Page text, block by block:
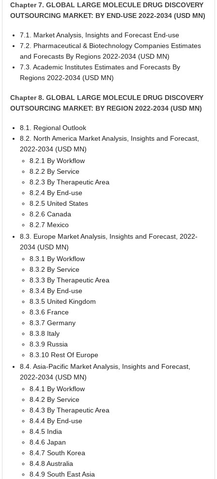
Chapter 7. GLOBAL LARGE MOLECULE DRUG DISCOVERY
OUTSOURCING MARKET: BY END-USE 2022-2034 (USD MN)
7.1. Market Analysis, Insights and Forecast End-use
7.2. Pharmaceutical & Biotechnology Companies Estimates
and Forecasts By Regions 2022-2034 (USD MN)
7.3. Academic Institutes Estimates and Forecasts By
Regions 2022-2034 (USD MN)
Chapter 8. GLOBAL LARGE MOLECULE DRUG DISCOVERY
OUTSOURCING MARKET: BY REGION 2022-2034 (USD MN)
8.1. Regional Outlook
8.2. North America Market Analysis, Insights and Forecast,
2022-2034 (USD MN)
8.2.1 By Workflow
8.2.2 By Service
8.2.3 By Therapeutic Area
8.2.4 By End-use
8.2.5 United States
8.2.6 Canada
8.2.7 Mexico
8.3. Europe Market Analysis, Insights and Forecast, 2022-
2034 (USD MN)
8.3.1 By Workflow
8.3.2 By Service
8.3.3 By Therapeutic Area
8.3.4 By End-use
8.3.5 United Kingdom
8.3.6 France
8.3.7 Germany
8.3.8 Italy
8.3.9 Russia
8.3.10 Rest Of Europe
8.4. Asia-Pacific Market Analysis, Insights and Forecast,
2022-2034 (USD MN)
8.4.1 By Workflow
8.4.2 By Service
8.4.3 By Therapeutic Area
8.4.4 By End-use
8.4.5 India
8.4.6 Japan
8.4.7 South Korea
8.4.8 Australia
8.4.9 South East Asia